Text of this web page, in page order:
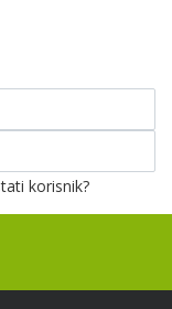
korisnik?